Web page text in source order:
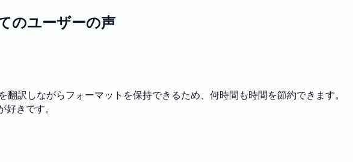
のユーザーの声
訳しながらフォーマットを保持できるため、何時間も時間を節約できます。
きです。